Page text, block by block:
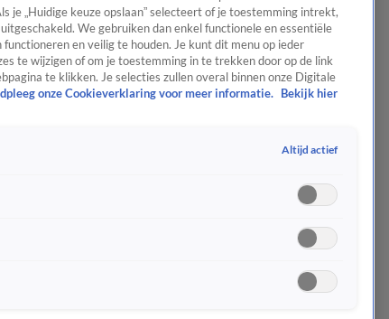
je „Huidige keuze opslaan” selecteert of je toestemming intrekt,
We gebruiken dan enkel functionele en essentiële
en veilig te houden. Je kunt dit menu op ieder
te wijzigen of om je toestemming in te trekken door op de link
te klikken. Je selecties zullen overal binnen onze Digitale
onze Cookieverklaring voor meer informatie.
Bekijk hier
Altijd actief